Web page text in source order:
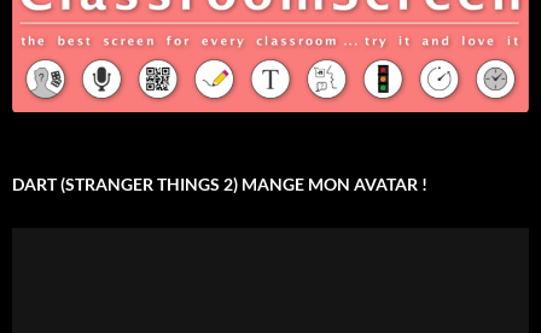
DART (STRANGER THINGS 2) MANGE MON AVATAR !